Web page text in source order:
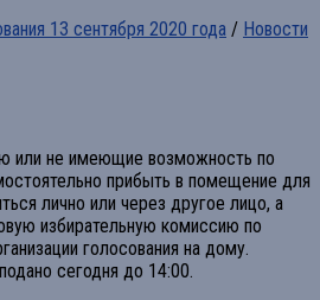
13 сентября 2020 года / Новости
или не имеющие возможность по
прибыть в помещение для
лично или через другое лицо, а
избирательную комиссию по
голосования на дому.
сегодня до 14:00.